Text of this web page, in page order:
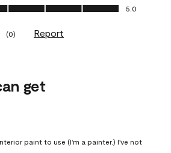
5.0 out of 5
5.0
(0) Report
get
paint to use (I'm a painter.) I've not